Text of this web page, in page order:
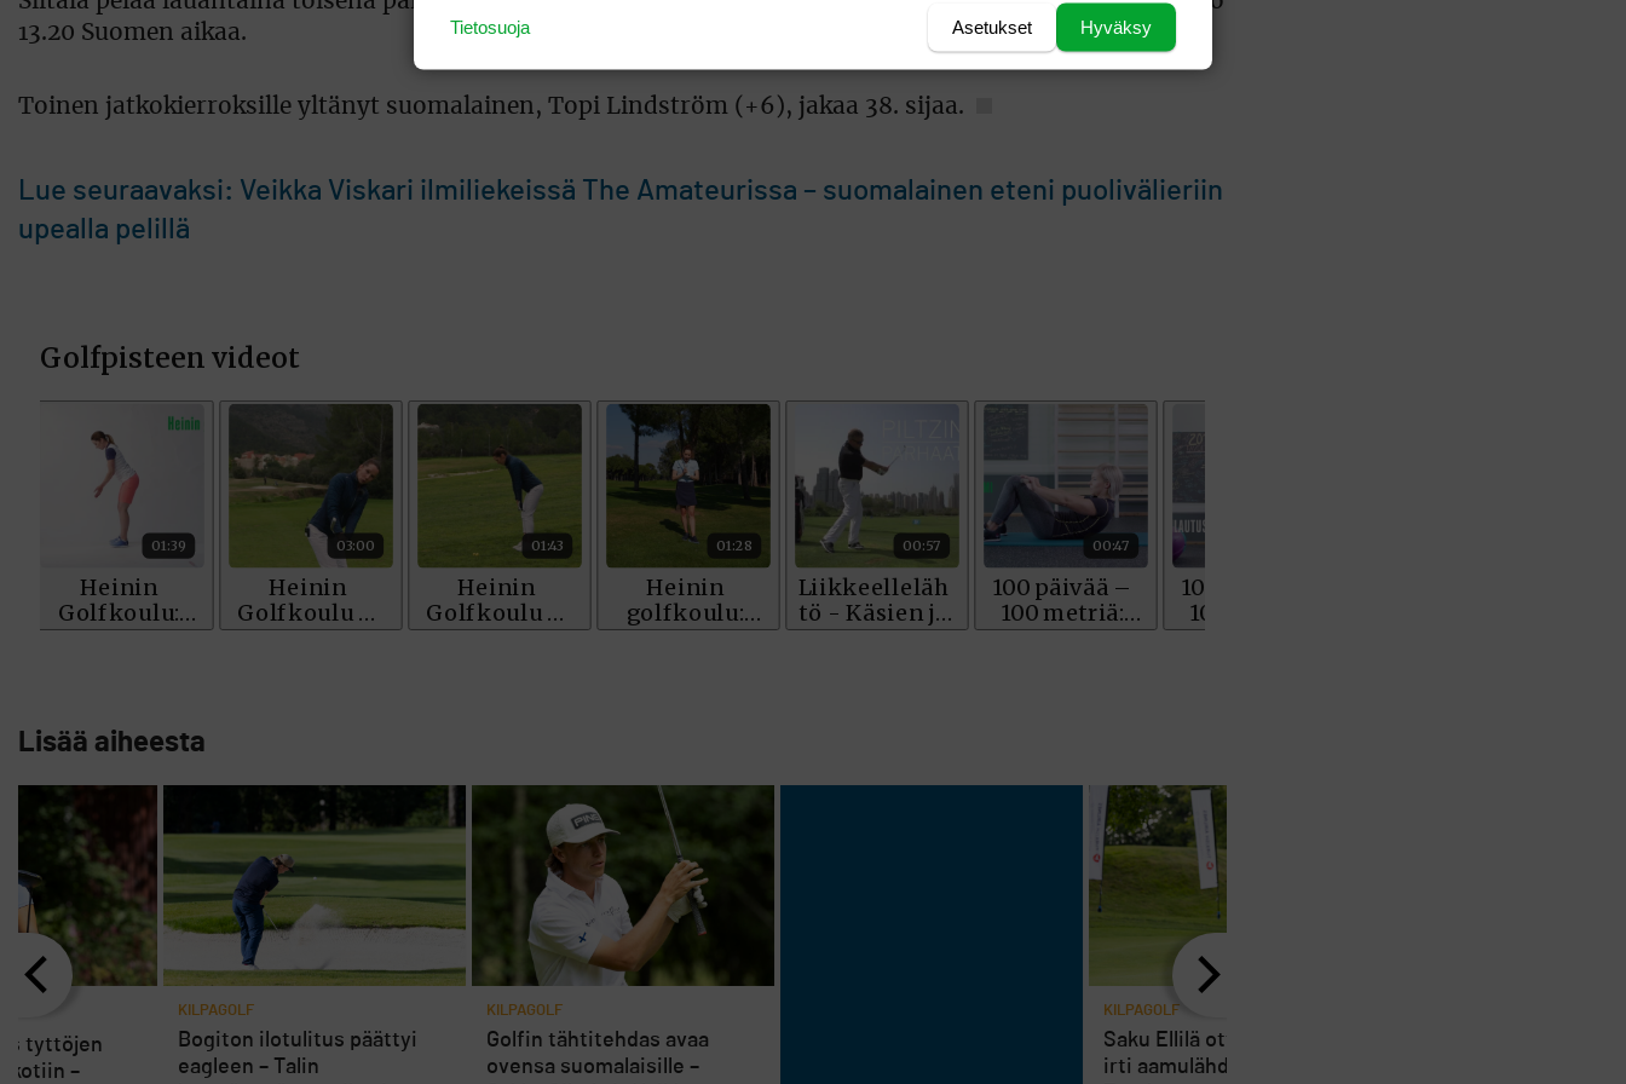
13.20 Suomen aikaa.
Toinen jatkokierroksille yltänyt suomalainen, Topi Lindström (+6), jakaa 38. sijaa.
Lue seuraavaksi: Veikka Viskari ilmiliekeissä The Amateurissa – suomalainen eteni puolivälieriin
upealla pelillä
Lisää aiheesta
KILPAGOLF
Golfin tähtitehdas avaa
ovensa suomalaisille –
KILPAGOLF
Saku Ellilä otti kaiken ilon
irti aamulähdöstä Erkko
tyttöjen
kotiin –
KILPAGOLF
Bogiton ilotulitus päättyi
eagleen – Talin
Hyväksy
Asetukset
Tietosuoja